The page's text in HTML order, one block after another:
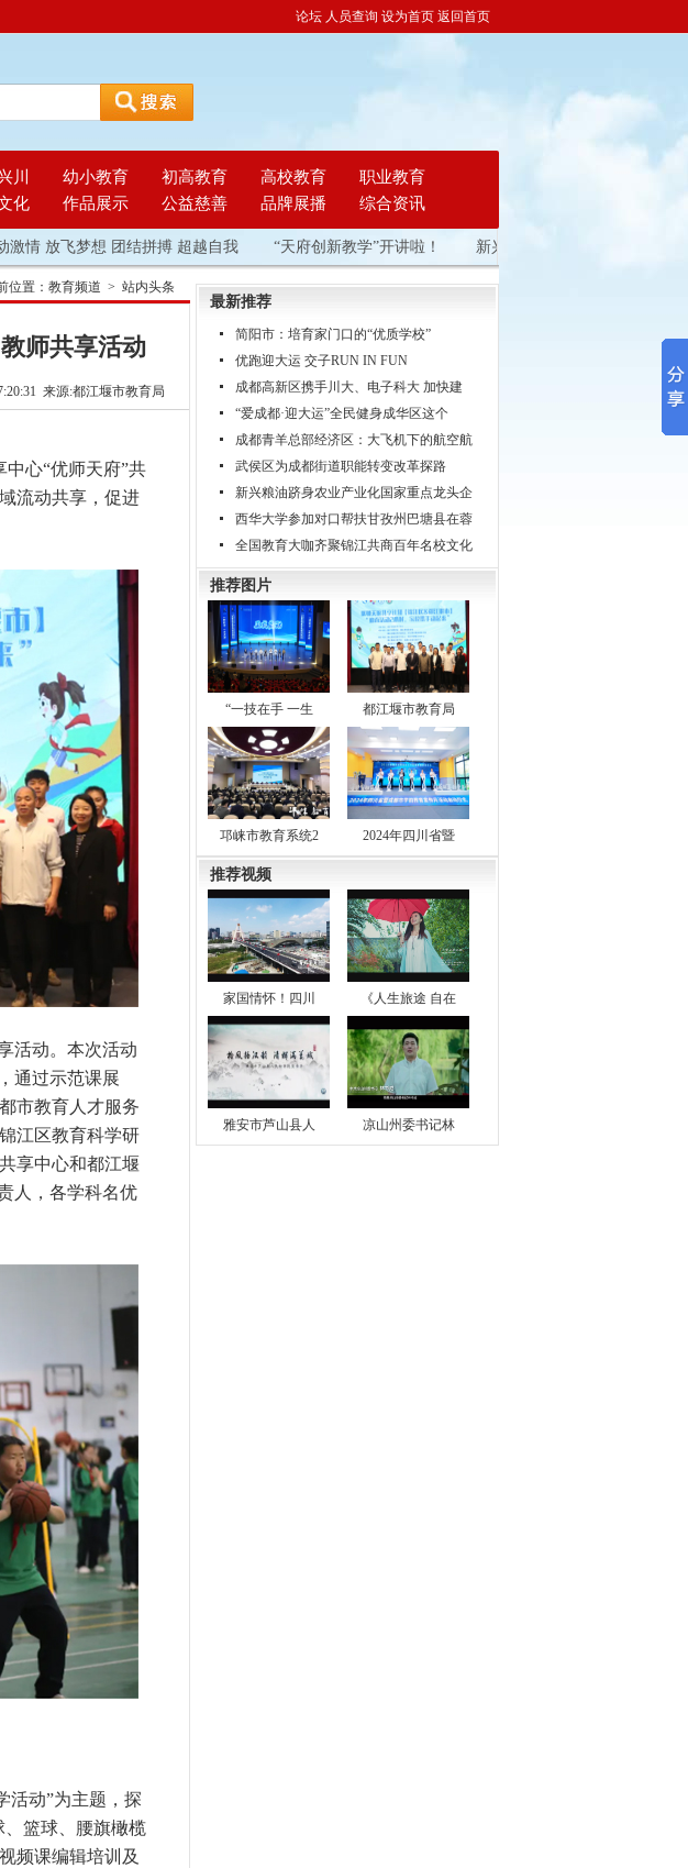
论坛 人员查询 设为首页 返回首页
川 幼小教育 初高教育 高校教育
职业教育
化 作品展示 公益慈善 品牌展播 综合资讯
放飞梦想 团结拼搏 超越自我 “天府创新教学”开讲啦！ 新兴粮油跻身农业产业化国家重点龙
位置： 教育频道 > 站内头条
师共享活动
来源:都江堰市教育局
心“优师天府”共
流动共享，促进
活动。本次活动
通过示范课展
市教育人才服务
江区教育科学研
享中心和都江堰
人，各学科名优
活动”为主题，探
、篮球、腰旗橄榄
频课编辑培训及
最新推荐
简阳市：培育家门口的“优质学校”
优跑迎大运 交子RUN IN FUN
成都高新区携手川大、电子科大 加快建
“爱成都·迎大运”全民健身成华区这个
成都青羊总部经济区：大飞机下的航空航
武侯区为成都街道职能转变改革探路
新兴粮油跻身农业产业化国家重点龙头企
西华大学参加对口帮扶甘孜州巴塘县在蓉
全国教育大咖齐聚锦江共商百年名校文化
推荐图片
“一技在手 一生 都江堰市教育局
邛崃市教育系统2 2024年四川省暨
推荐视频
家国情怀！四川 《人生旅途 自在
雅安市芦山县人 凉山州委书记林